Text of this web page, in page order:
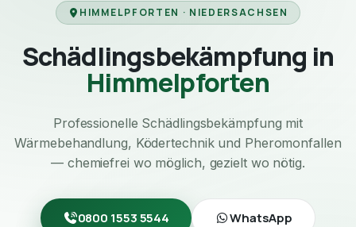
HIMMELPFORTEN · NIEDERSACHSEN
Schädlingsbekämpfung in
Himmelpforten
Professionelle Schädlingsbekämpfung mit
Wärmebehandlung, Ködertechnik und Pheromonfallen
— chemiefrei wo möglich, gezielt wo nötig.
0800 1553 5544 WhatsApp